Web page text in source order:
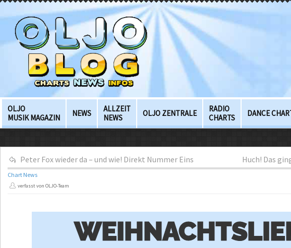
OLJO
MUSIK MAGAZIN
NEWS
ALLZEIT
NEWS
OLJO ZENTRALE
RADIO
CHARTS
DANCE
Peter Fox wieder da – und wie! Direkt Nummer Eins Huch! Das
Chart News
verfasst von OLJO-Team